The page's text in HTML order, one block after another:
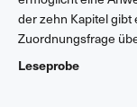
der zehn Kapitel gibt
Zuordnungsfrage
Fallbeispielen.
Leseprobe